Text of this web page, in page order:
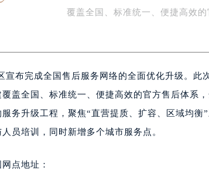
区大闸南路500号来福士广场办公楼20层2009室
区广益路705号嘉兴世界贸易中心写字楼A座13
滩新区红谷中大道998号绿地双子塔（中央广场
区经十路11111号华润中心写字楼（万象城）15
区天河路230号万菱汇国际中心写字楼A塔7层704
区深南东路5001号华润大厦写字楼17层1701室（
覆盖全国、标准统一、便捷高效
宣布完成全国售后服务网络的全面优化升级。此
盖全国、标准统一、便捷高效的官方售后体系
务升级工程，聚焦“直营提质、扩容、区域均
员培训，同时新增多个城市服务点。
点地址：